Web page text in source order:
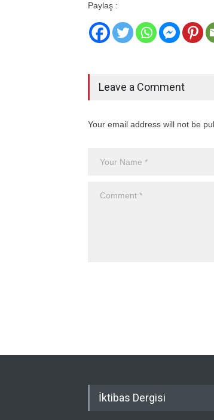
Paylaş :
Leave a Comment
Your email address will not be
İktibas Dergisi